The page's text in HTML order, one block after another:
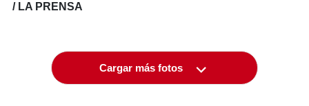
/ LA PRENSA
Cargar más fotos